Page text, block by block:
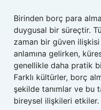
Birinden borç para
duygusal bir süreçtir.
zaman bir güven
anlamına gelirken,
genellikle daha pratik
Farklı kültürler, borç
şekilde tanımlar ve bu
bireysel ilişkileri etkiler.